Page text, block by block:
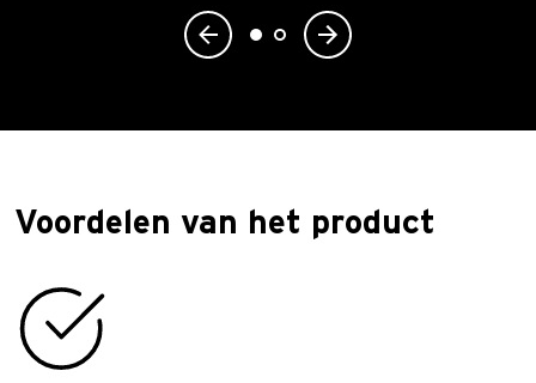
Voordelen van het product